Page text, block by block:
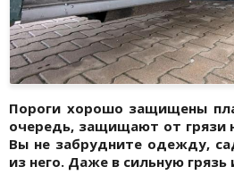
Пороги хорошо защищены
очередь, защищают от грязи
Вы не забрудните одежду,
из него. Даже в сильную грязь